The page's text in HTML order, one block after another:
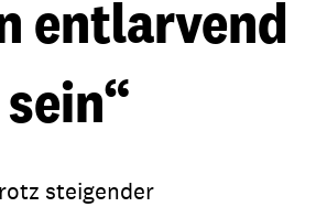
entlarvend
sein“
steigender